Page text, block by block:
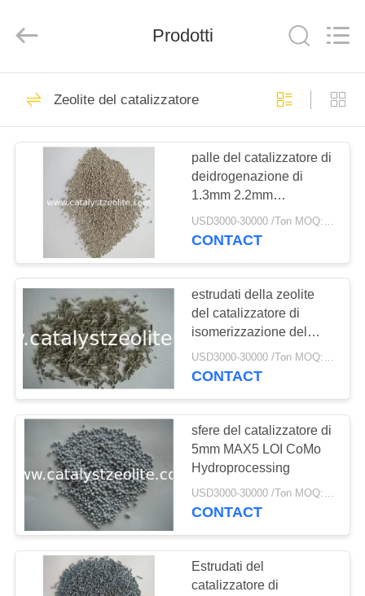
CASA
PRODOTTI
CIRCA
GIRO
DELLA
FABBRICA
CONTROLLO
DI
QUALITÀ
CONTATTICI
NOTIZIE
CASI
CO.,LTD.
Zeolite del
catalizzatore
Zeolite ZSM-5
43
Beta zeolite
12
Prodotti
Zeolite del catalizzatore
palle del catalizzatore di
deidrogenazione di
1.3mm 2.2mm
dell'alcano NC10-C14
ad alchenico
USD3000-30000 /Ton MOQ:1 chilogrammo
CONTACT
estrudati della zeolite
del catalizzatore di
isomerizzazione del
xilene di 1.4mm
USD3000-30000 /Ton MOQ:1 chilogrammo
CONTACT
sfere del catalizzatore di
5mm MAX5 LOI CoMo
Hydroprocessing
USD3000-30000 /Ton MOQ:1 chilogrammo
CONTACT
Estrudati del
catalizzatore di